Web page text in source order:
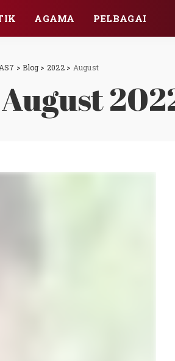
AGAMA PELBAGAI
>Blog > 2022> August
August